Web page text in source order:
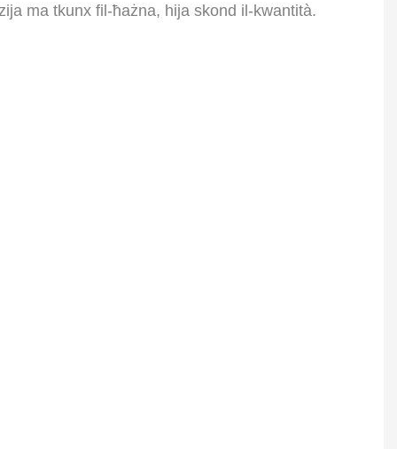
ma tkunx fil-ħażna, hija skond il-kwantità.